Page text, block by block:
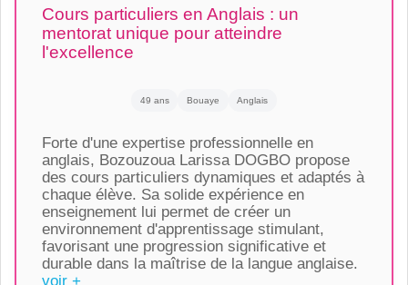
Cours particuliers en Anglais : un
mentorat unique pour atteindre
l'excellence
49 ans Bouaye Anglais
Forte d'une expertise professionnelle en
anglais, Bozouzoua Larissa DOGBO propose
des cours particuliers dynamiques et adaptés à
chaque élève. Sa solide expérience en
enseignement lui permet de créer un
environnement d'apprentissage stimulant,
favorisant une progression significative et
durable dans la maîtrise de la langue anglaise.
voir +